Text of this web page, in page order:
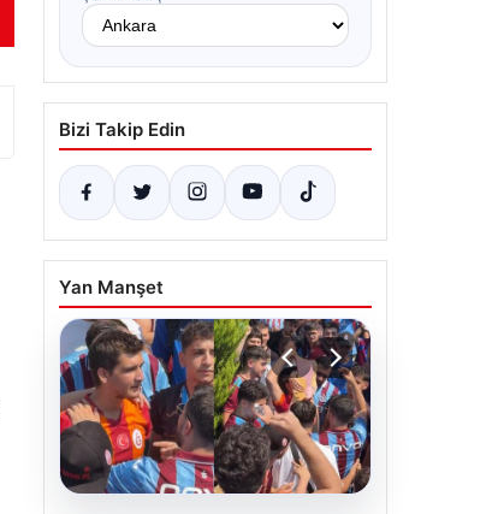
Bizi Takip Edin
Yan Manşet